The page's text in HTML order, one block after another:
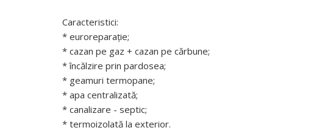
Caracteristici:
* euroreparație;
* cazan pe gaz + cazan pe cărbune;
* încălzire prin pardosea;
* geamuri termopane;
* apa centralizată;
* canalizare - septic;
* termoizolată la exterior.